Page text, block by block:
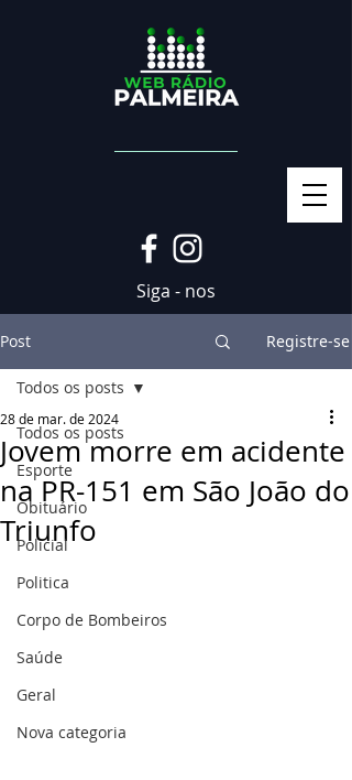
Siga - nos
Post Registre-se
Todos os posts
Esporte
Obituário
Policial
Politica
Corpo de Bombeiros
Saúde
Geral
Nova categoria
Todos os posts
Jovem morre em acidente
na PR-151 em São João do
Triunfo
28 de mar. de 2024